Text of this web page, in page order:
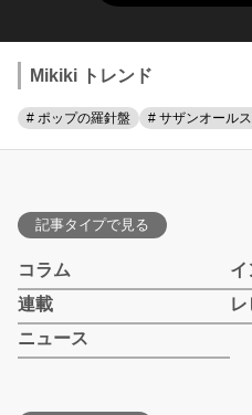
Mikiki トレンド
# ポップの羅針盤 # サザンオール
記事タイプで見る
コラム
イ
連載
ニュース